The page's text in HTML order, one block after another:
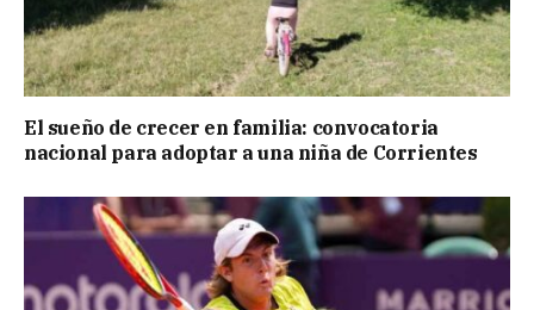
El sueño de crecer en familia: convocatoria
nacional para adoptar a una niña de Corrientes